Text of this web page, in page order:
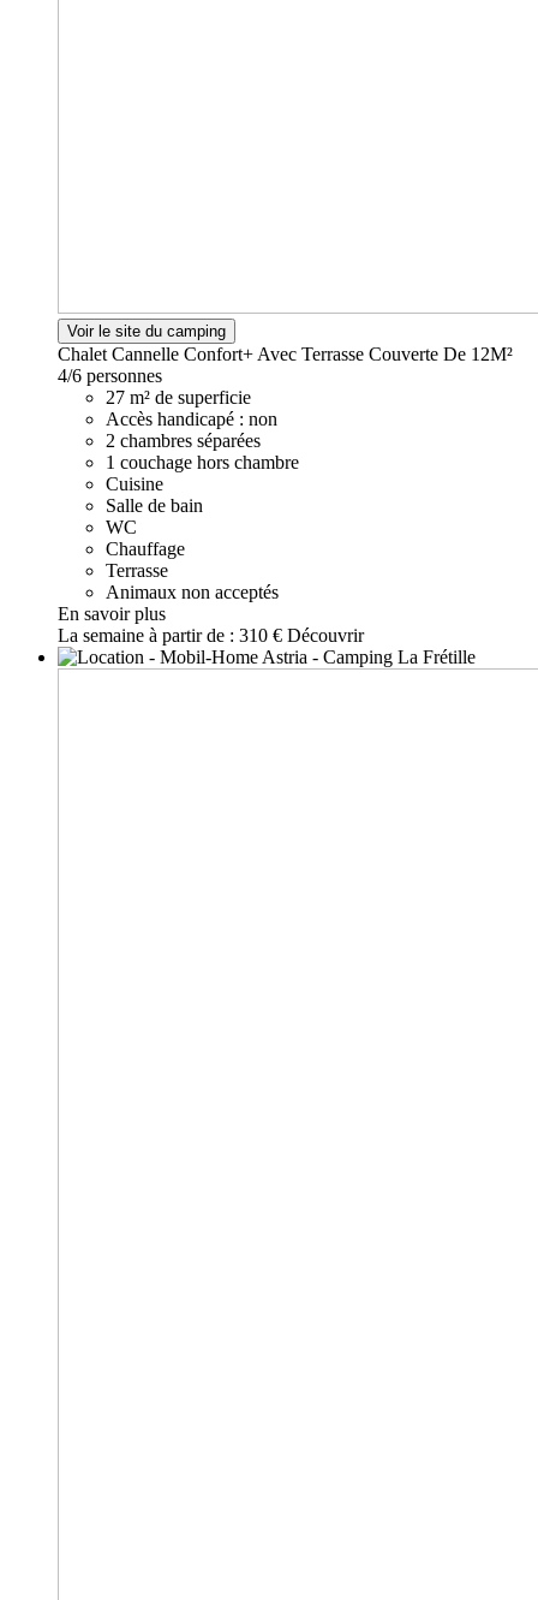
Voir le site du camping
Chalet Cannelle Confort+ Avec Terrasse Couverte De 12M²
4/6 personnes
27 m² de superficie
Accès handicapé : non
2 chambres séparées
1 couchage hors chambre
Cuisine
Salle de bain
WC
Chauffage
Terrasse
Animaux non acceptés
En savoir plus
La semaine à partir de : 310 € Découvrir